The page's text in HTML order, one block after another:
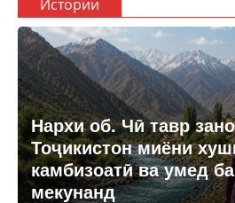
Истории
Нархи об. Чӣ тавр
Тоҷикистон миёни
камбизоатӣ ва умед
мекунанд